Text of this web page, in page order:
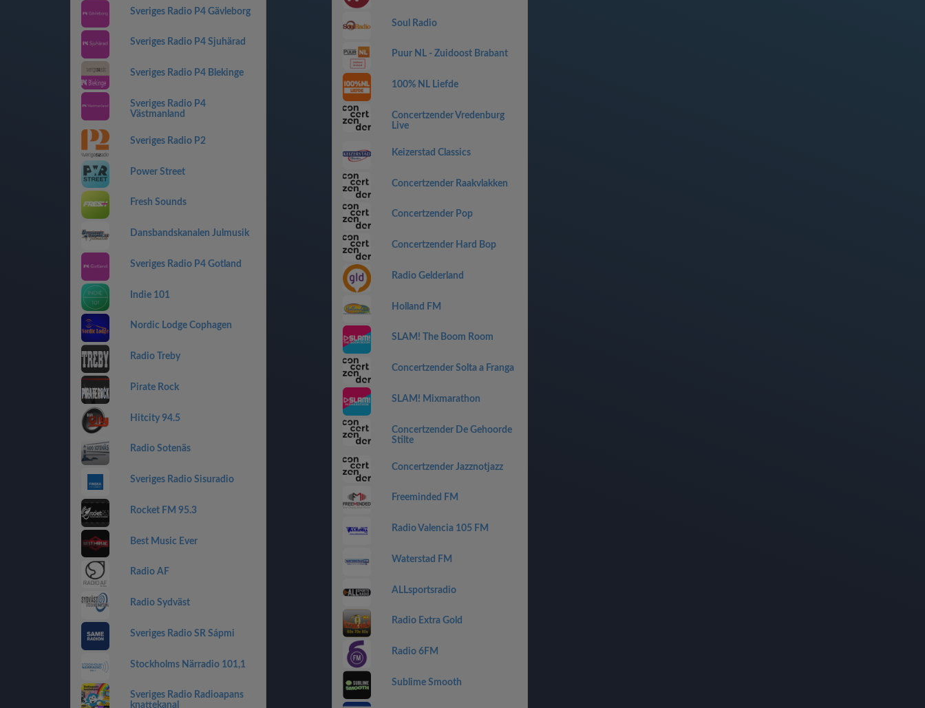
Sveriges Radio P4 Gävleborg
Sveriges Radio P4 Sjuhärad
Sveriges Radio P4 Blekinge
Sveriges Radio P4
Västmanland
Sveriges Radio P2
Power Street
Fresh Sounds
Dansbandskanalen Julmusik
Sveriges Radio P4 Gotland
Indie 101
Nordic Lodge Cophagen
Radio Treby
Pirate Rock
Hitcity 94.5
Radio Sotenäs
Sveriges Radio Sisuradio
Rocket FM 95.3
Best Music Ever
Radio AF
Radio Sydväst
Sveriges Radio SR Sápmi
Stockholms Närradio 101,1
Sveriges Radio Radioapans
knattekanal
Soul Radio
Puur NL - Zuidoost Brabant
100% NL Liefde
Concertzender Vredenburg
Live
Keizerstad Classics
Concertzender Raakvlakken
Concertzender Pop
Concertzender Hard Bop
Radio Gelderland
Holland FM
SLAM! The Boom Room
Concertzender Solta a Franga
SLAM! Mixmarathon
Concertzender De Gehoorde
Stilte
Concertzender Jazznotjazz
Freeminded FM
Radio Valencia 105 FM
Waterstad FM
ALLsportsradio
Radio Extra Gold
Radio 6FM
Sublime Smooth